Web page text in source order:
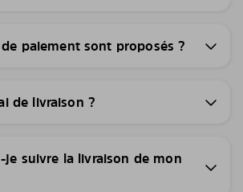
paiement sont proposés ?
de livraison ?
je suivre la livraison de mon